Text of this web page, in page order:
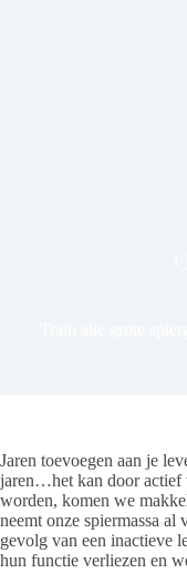
Jaren toevoegen aan je
jaren…het kan door actief
worden, komen we
neemt onze spiermassa al
gevolg van een inactieve
hun functie verliezen en